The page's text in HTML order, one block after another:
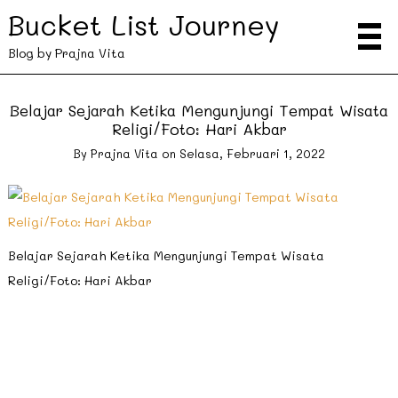
Bucket List Journey
Blog by Prajna Vita
Belajar Sejarah Ketika Mengunjungi Tempat Wisata
Religi/Foto: Hari Akbar
By Prajna Vita on Selasa, Februari 1, 2022
Belajar Sejarah Ketika Mengunjungi Tempat Wisata
Religi/Foto: Hari Akbar